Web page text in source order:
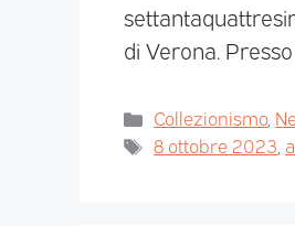
di Verona.
Collezionismo,
8 ottobre 2023